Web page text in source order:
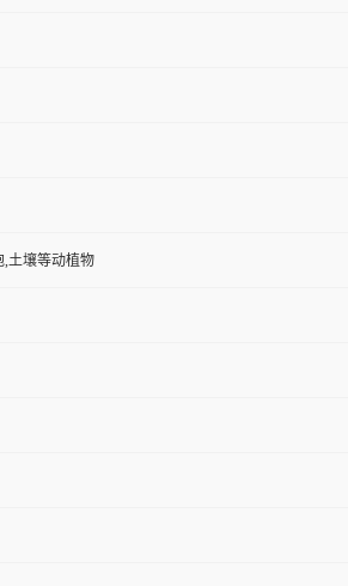
,土壤等动植物